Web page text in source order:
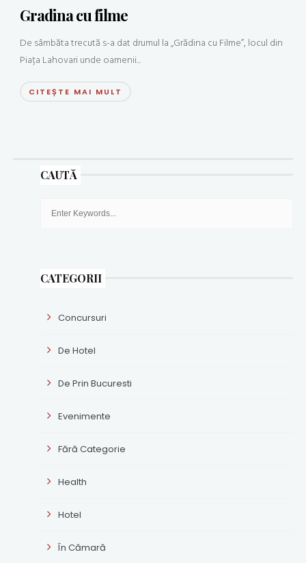
Gradina cu filme
De sâmbăta trecută s-a dat drumul la „Grădina cu Filme”, locul din
Piața Lahovari unde oamenii...
CITEȘTE MAI MULT
CAUTĂ
CATEGORII
Concursuri
De Hotel
De Prin Bucuresti
Evenimente
Fără Categorie
Health
Hotel
În Cămară